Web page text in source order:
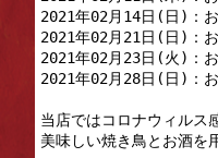
2021年02月14日(日)：
2021年02月21日(日)：
2021年02月23日(火)：
2021年02月28日(日)：
当店ではコロナウィルス